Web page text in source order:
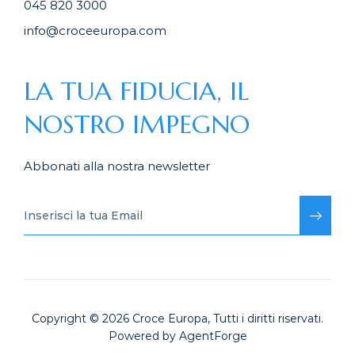
045 820 3000
info@croceeuropa.com
LA TUA FIDUCIA, IL
NOSTRO IMPEGNO
Abbonati alla nostra newsletter
Copyright © 2026 Croce Europa, Tutti i diritti riservati.
Powered by AgentForge